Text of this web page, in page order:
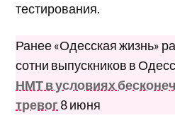
тестирования.
Ранее «Одесская жизнь»
сотни выпускников в
НМТ в условиях
тревог 8 июня